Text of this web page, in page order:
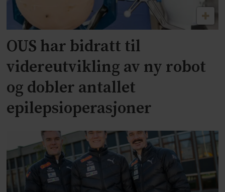
OUS har bidratt til
videreutvikling av ny robot
og dobler antallet
epilepsioperasjoner